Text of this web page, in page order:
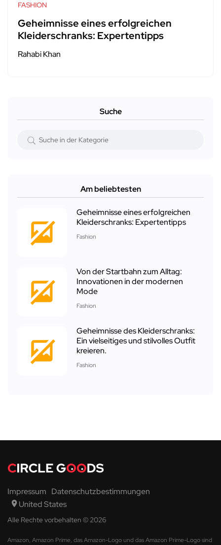
FASHION
Geheimnisse eines erfolgreichen
Kleiderschranks: Expertentipps
Rahabi Khan
Suche
Am beliebtesten
Geheimnisse eines erfolgreichen
Kleiderschranks: Expertentipps
Fashion
Von der Startbahn zum Alltag:
Innovationen in der modernen
Mode
Fashion
Geheimnisse des Kleiderschranks:
Ein vielseitiges und stilvolles Outfit
kreieren.
Fashion
Impressum Datenschutzbestimmungen
United States
Alle Rechte vorbehalten © 2026
Amazon, Amazon Prime, das Amazon-Logo und das Amazon Prime-Logo sind